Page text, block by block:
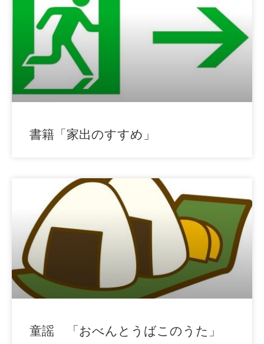
書籍「家出のすすめ」
童謡 「おべんとうばこのうた」